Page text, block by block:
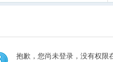
抱歉，您尚未登录，没有权限